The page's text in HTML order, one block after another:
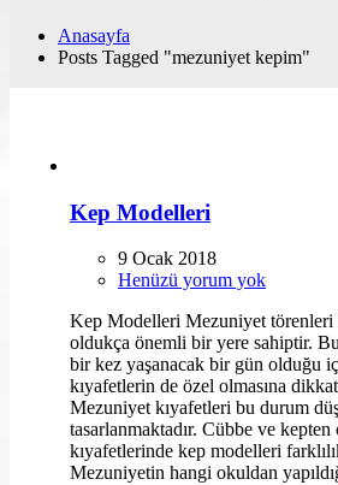
Anasayfa
Posts Tagged "mezuniyet kepim"
Kep Modelleri
9 Ocak 2018
Henüzü yorum yok
Kep Modelleri Mezuniyet törenleri
oldukça önemli bir yere sahiptir.
bir kez yaşanacak bir gün olduğu
kıyafetlerin de özel olmasına
Mezuniyet kıyafetleri bu durum
tasarlanmaktadır. Cübbe ve
kıyafetlerinde kep modelleri
Mezuniyetin hangi okuldan